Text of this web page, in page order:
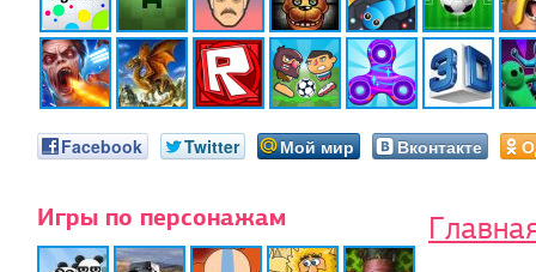
Facebook Twitter Мой мир Вконтакте
Игры по персонажам